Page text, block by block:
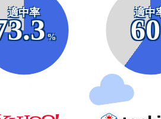
適中率
%
適中